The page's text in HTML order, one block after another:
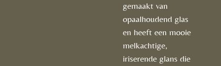
gemaakt van
opaalhoudend glas
en heeft een mooie
melkachtige,
iriserende glans die